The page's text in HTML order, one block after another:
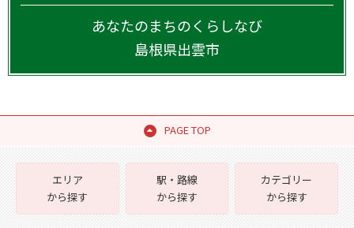
あなたのまちのくらしなび
島根県出雲市
PAGE TOP
エリア
から探す
駅・路線
から探す
カテゴリー
から探す